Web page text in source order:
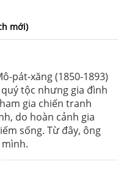
mới)
pát-xăng (1850-1893)
tộc nhưng gia đình
gia chiến tranh
do hoàn cảnh gia
sống. Từ đây, ông